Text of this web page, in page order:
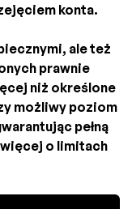
konta.
ale też
prawnie
niż określone
możliwy poziom
pełną
o limitach